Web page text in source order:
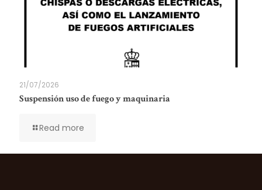
21/07/2026
Suspensión uso de fuego y maquinaria
Read more